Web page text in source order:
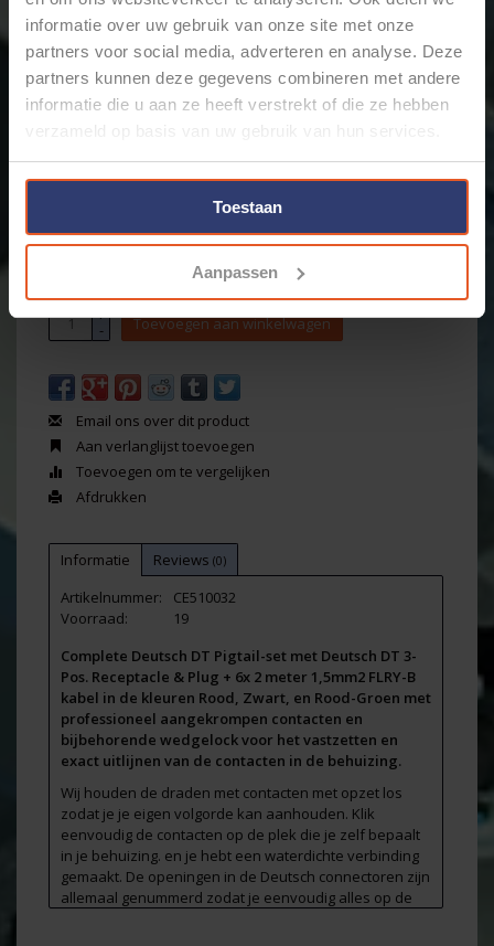
informatie over uw gebruik van onze site met onze
partners voor social media, adverteren en analyse. Deze
partners kunnen deze gegevens combineren met andere
informatie die u aan ze heeft verstrekt of die ze hebben
verzameld op basis van uw gebruik van hun services.
Toestaan
Aanpassen
€9,79Incl. btw
Koop 10 voor €9,10 per stuk en bespaar 7%
+
- Toevoegen aan winkelwagen
Email ons over dit product
Aan verlanglijst toevoegen
Toevoegen om te vergelijken
Afdrukken
Informatie Reviews (0)
Artikelnummer:
CE510032
Voorraad:
19
Complete Deutsch DT Pigtail-set met Deutsch DT 3-
Pos. Receptacle & Plug + 6x 2 meter 1,5mm2 FLRY-B
kabel in de kleuren Rood, Zwart, en Rood-Groen met
professioneel aangekrompen contacten en
bijbehorende wedgelock voor het vastzetten en
exact uitlijnen van de contacten in de behuizing.
Wij houden de draden met contacten met opzet los
zodat je je eigen volgorde kan aanhouden. Klik
eenvoudig de contacten op de plek die je zelf bepaalt
in je behuizing. en je hebt een waterdichte verbinding
gemaakt. De openingen in de Deutsch connectoren zijn
allemaal genummerd zodat je eenvoudig alles op de